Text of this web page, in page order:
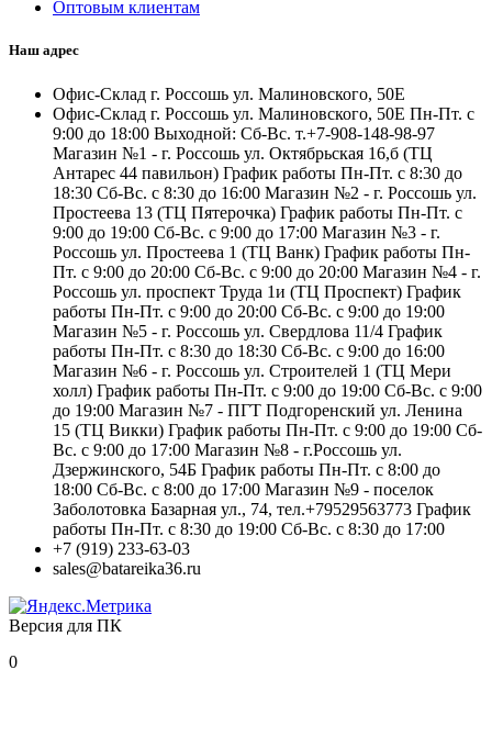
Оптовым клиентам
Наш адрес
Офис-Склад г. Россошь ул. Малиновского, 50Е
Офис-Склад г. Россошь ул. Малиновского, 50Е Пн-Пт. с
9:00 до 18:00 Выходной: Сб-Вс. т.+7-908-148-98-97
Магазин №1 - г. Россошь ул. Октябрьская 16,б (ТЦ
Антарес 44 павильон) График работы Пн-Пт. с 8:30 до
18:30 Сб-Вс. с 8:30 до 16:00 Магазин №2 - г. Россошь ул.
Простеева 13 (ТЦ Пятерочка) График работы Пн-Пт. с
9:00 до 19:00 Сб-Вс. с 9:00 до 17:00 Магазин №3 - г.
Россошь ул. Простеева 1 (ТЦ Ванк) График работы Пн-
Пт. с 9:00 до 20:00 Сб-Вс. с 9:00 до 20:00 Магазин №4 - г.
Россошь ул. проспект Труда 1и (ТЦ Проспект) График
работы Пн-Пт. с 9:00 до 20:00 Сб-Вс. с 9:00 до 19:00
Магазин №5 - г. Россошь ул. Свердлова 11/4 График
работы Пн-Пт. с 8:30 до 18:30 Сб-Вс. с 9:00 до 16:00
Магазин №6 - г. Россошь ул. Строителей 1 (ТЦ Мери
холл) График работы Пн-Пт. с 9:00 до 19:00 Сб-Вс. с 9:00
до 19:00 Магазин №7 - ПГТ Подгоренский ул. Ленина
15 (ТЦ Викки) График работы Пн-Пт. с 9:00 до 19:00 Сб-
Вс. с 9:00 до 17:00 Магазин №8 - г.Россошь ул.
Дзержинского, 54Б График работы Пн-Пт. с 8:00 до
18:00 Сб-Вс. с 8:00 до 17:00 Магазин №9 - поселок
Заболотовка Базарная ул., 74, тел.+79529563773 График
работы Пн-Пт. с 8:30 до 19:00 Сб-Вс. с 8:30 до 17:00
+7 (919) 233-63-03
sales@batareika36.ru
Версия для ПК
0